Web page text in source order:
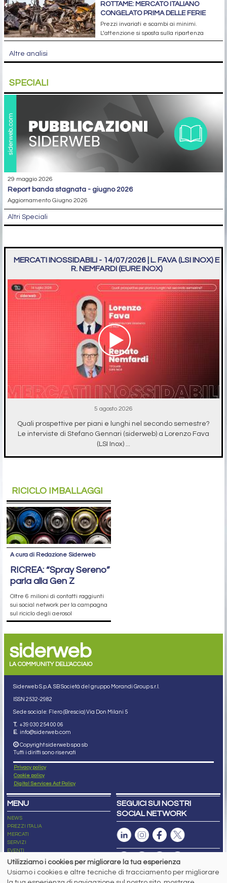
ROTTAME: MERCATO ITALIANO
CONGELATO PRIMA DELLE FERIE
Prezzi invariati e scambi ai minimi.
L’attenzione si sposta sulla ripartenza
Altre analisi
SPECIALI
29 maggio 2026
report banda stagnata - giugno 2026
Aggiornamento Giugno 2026
Altri Speciali
MERCATI INOSSIDABILI - 14/07/2026 | L. FAVA (LSI INOX) E
R. NEMFARDI (EURE INOX)
5 agosto 2026
Quali prospettive per piani e lunghi nel secondo semestre?
Le interviste di Stefano Gennari (siderweb) a Lorenzo Fava
(LSI Inox) ...
RICICLO IMBALLAGGI
A cura di Redazione Siderweb
RICREA: “Spray Sereno”
parla alla Gen Z
Oltre 6 milioni di contatti raggiunti
sui social network per la campagna
sul riciclo degli aerosol
siderweb
LA COMMUNITY DELL'ACCIAIO
Siderweb S.p.A. SB Società del gruppo Morandi Group s.r.l.
ISSN 2532-2982
Sede sociale: Flero (Brescia) Via Don Milani 5
T. +39 030 254 00 06
E. info@siderweb.com
Copyright siderweb spa sb
Tutti i diritti sono riservati
Privacy policy
Cookie policy
Digital Services Act Policy
MENU
NEWS
PREZZI ITALIA
MERCATI
SERVIZI
EVENTI
ABBONAMENTI
NEWSLETTER
SEGUICI SUI NOSTRI
SOCIAL NETWORK
Utilizziamo i cookies per migliorare la tua esperienza
Usiamo i cookies e altre tecniche di tracciamento per migliorare